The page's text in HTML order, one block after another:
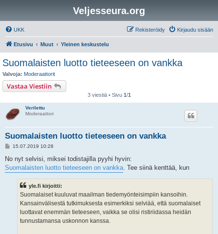
Veljesseura.org
UKK Kirjaudu sisään
Rekisteröidy
Etusivu Muut Yleinen keskustelu
Suomalaisten luotto tieteeseen on vankka
Valvoja: Moderaattorit
Vastaa Viestiin
3 viestiä • Sivu 1/1
Verilettu
Moderaattori
Suomalaisten luotto tieteeseen on vankka
V
e
t
15.07.2019 10:28
No nyt selvisi, miksei todistajilla pyyhi hyvin:
Suomalaisten luotto tieteeseen on vankka . Tee siinä kenttää, kun
yle.fi kirjoitti:
Suomalaiset kuuluvat maailman tiedemyönteisimpiin kansoihin.
Kansainvälisestä tutkimuksesta esimerkiksi selviää, että suomalaiset
luottavat enemmän tieteeseen, vaikka se olisi ristiriidassa heidän
tunnustamansa uskonnon kanssa.